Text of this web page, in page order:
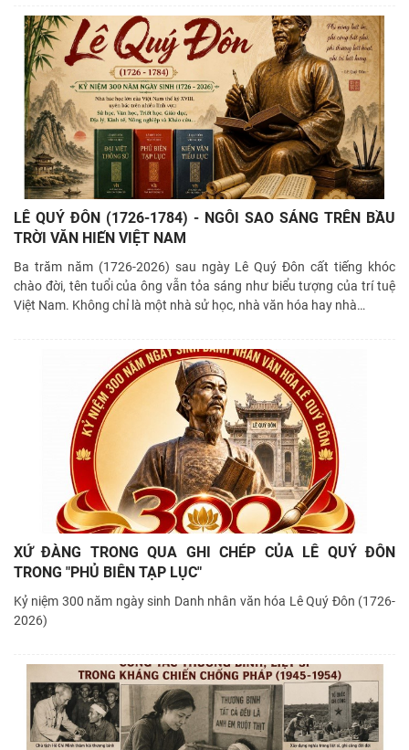
LÊ QUÝ ĐÔN (1726-1784) - NGÔI SAO SÁNG TRÊN BẦU
TRỜI VĂN HIẾN VIỆT NAM
Ba trăm năm (1726-2026) sau ngày Lê Quý Đôn cất tiếng khóc
chào đời, tên tuổi của ông vẫn tỏa sáng như biểu tượng của trí tuệ
Việt Nam. Không chỉ là một nhà sử học, nhà văn hóa hay nhà…
XỨ ĐÀNG TRONG QUA GHI CHÉP CỦA LÊ QUÝ ĐÔN
TRONG "PHỦ BIÊN TẠP LỤC"
Kỷ niệm 300 năm ngày sinh Danh nhân văn hóa Lê Quý Đôn (1726-
2026)